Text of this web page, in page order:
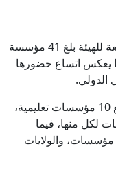
وأوضحت البيانات أن عدد المؤسسات التابعة للهيئة بلغ 41 مؤسسة
يعكس اتساع حضورها
الدولي.
وتتصدر المملكة المتحدة قائمة الدول بواقع 10 مؤسسات تعليمية،
لكل منها، فيما
مؤسسات، والولايات